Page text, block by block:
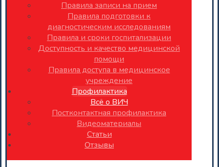
Правила записи на прием
Правила подготовки к
диагностическим исследованиям
Правила и сроки госпитализации
Доступность и качество медицинской
помощи
Правила доступа в медицинское
учреждение
Профилактика
Всё о ВИЧ
Постконтактная профилактика
Видеоматериалы
Статьи
Отзывы